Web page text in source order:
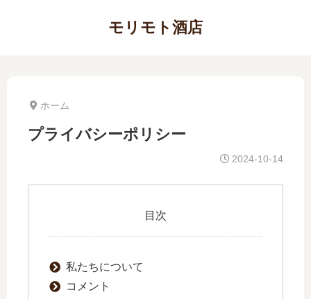
モリモト酒店
ホーム
プライバシーポリシー
2024-10-14
目次
私たちについて
コメント